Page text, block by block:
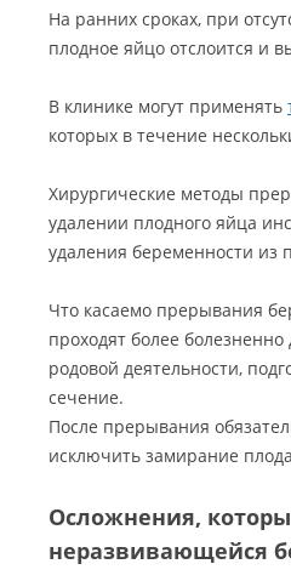
На ранних сроках, при
плодное яйцо отслоится и
В клинике могут применять
которых в течение
Хирургические методы
удалении плодного яйца
удаления беременности из
Что касаемо прерывания
проходят более
родовой деятельности,
сечение.
После прерывания
исключить замирание
Осложнения,
неразвивающейся